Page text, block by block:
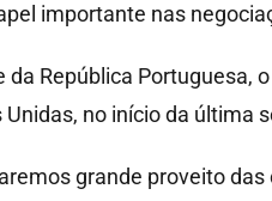
importante nas
República Portuguesa, o
no início da última
grande proveito